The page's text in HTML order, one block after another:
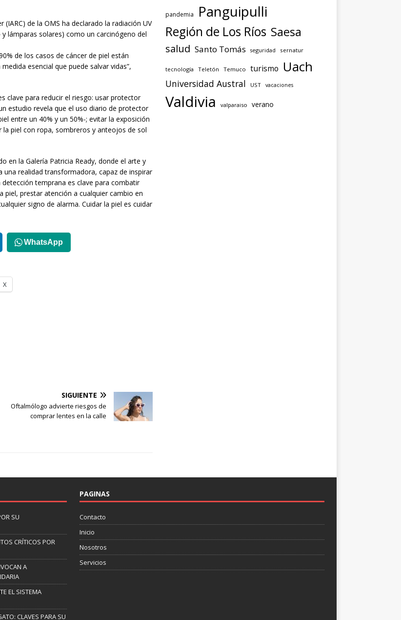
de la OMS ha declarado la radiación UV
lámparas solares) como un carcinógeno del
de los casos de cáncer de piel están
esencial que puede salvar vidas”,
clave para reducir el riesgo: usar protector
estudio revela que el uso diario de protector
entre un 40% y un 50%-; evitar la exposición
la piel con ropa, sombreros y anteojos de sol
en la Galería Patricia Ready, donde el arte y
realidad transformadora, capaz de inspirar
temprana es clave para combatir
piel, prestar atención a cualquier cambio en
signo de alarma. Cuidar la piel es cuidar
WhatsApp
X
SIGUIENTE
Oftalmólogo advierte riesgos de
comprar lentes en la calle
pandemia Panguipulli
Región de Los Ríos Saesa
salud Santo Tomás seguridad sernatur
tecnología Teletón Temuco turismo Uach
Universidad Austral UST vacaciones
Valdivia valparaiso verano
SU
CRÍTICOS POR
A
EL SISTEMA
CLAVES PARA SU
PAGINAS
Contacto
Inicio
Nosotros
Servicios